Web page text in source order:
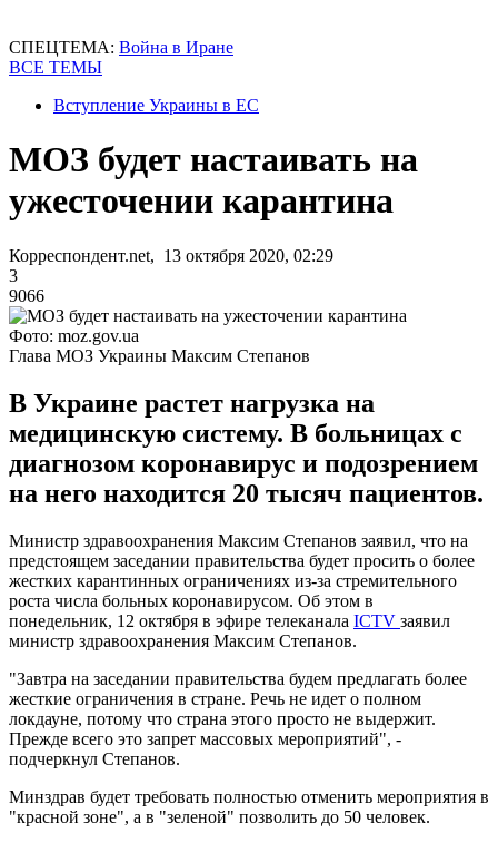
СПЕЦТЕМА: Война в Иране
ВСЕ ТЕМЫ
Вступление Украины в ЕС
МОЗ будет настаивать на
ужесточении карантина
Корреспондент.net, 13 октября 2020, 02:29
3
9066
Фото: moz.gov.ua
Глава МОЗ Украины Максим Степанов
В Украине растет нагрузка на
медицинскую систему. В больницах с
диагнозом коронавирус и подозрением
на него находится 20 тысяч пациентов.
Министр здравоохранения Максим Степанов заявил, что на
предстоящем заседании правительства будет просить о более
жестких карантинных ограничениях из-за стремительного
роста числа больных коронавирусом. Об этом в
понедельник, 12 октября в эфире телеканала ICTV заявил
министр здравоохранения Максим Степанов.
"Завтра на заседании правительства будем предлагать более
жесткие ограничения в стране. Речь не идет о полном
локдауне, потому что страна этого просто не выдержит.
Прежде всего это запрет массовых мероприятий", -
подчеркнул Степанов.
Минздрав будет требовать полностью отменить мероприятия в
"красной зоне", а в "зеленой" позволить до 50 человек.